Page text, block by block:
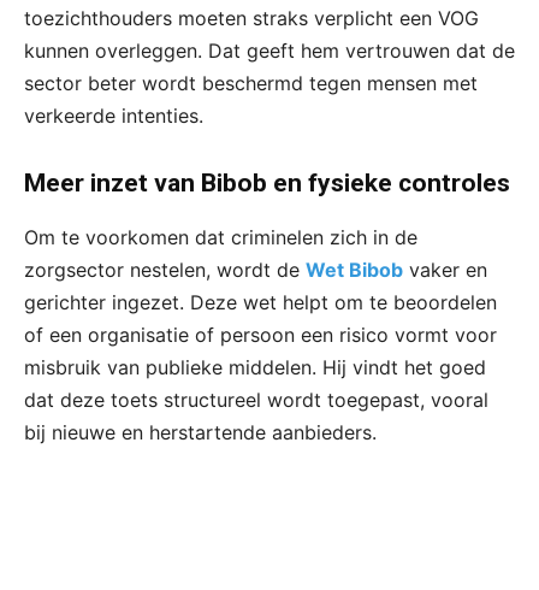
toezichthouders moeten straks verplicht een VOG
kunnen overleggen. Dat geeft hem vertrouwen dat de
sector beter wordt beschermd tegen mensen met
verkeerde intenties.
Meer inzet van Bibob en fysieke controles
Om te voorkomen dat criminelen zich in de
zorgsector nestelen, wordt de Wet Bibob vaker en
gerichter ingezet. Deze wet helpt om te beoordelen
of een organisatie of persoon een risico vormt voor
misbruik van publieke middelen. Hij vindt het goed
dat deze toets structureel wordt toegepast, vooral
bij nieuwe en herstartende aanbieders.